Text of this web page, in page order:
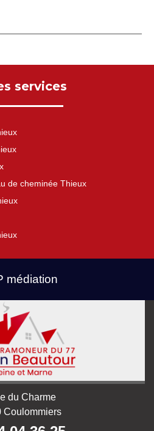
services
de cheminée Thieux
médiation
du Charme
Coulommiers